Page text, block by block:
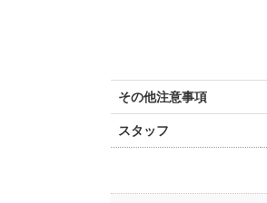
その他注意事項
スタッフ